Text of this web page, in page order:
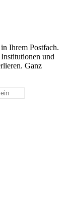
Ihrem Postfach.
und
Ganz